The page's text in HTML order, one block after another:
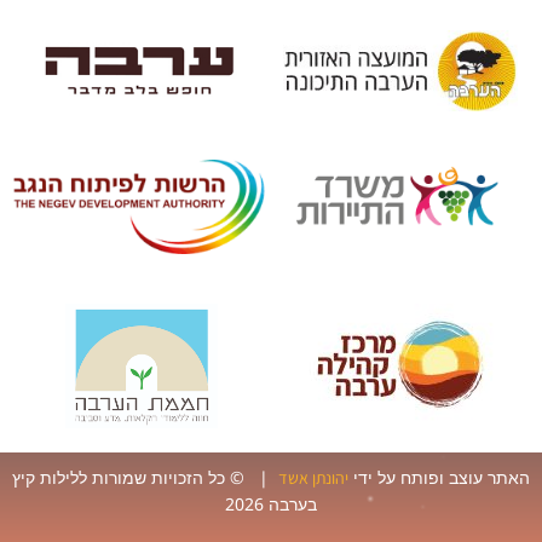
עוצב ופותח על ידייהונתן אשד | © כל הזכויות שמורות ללילות קיץ
בערבה 2026